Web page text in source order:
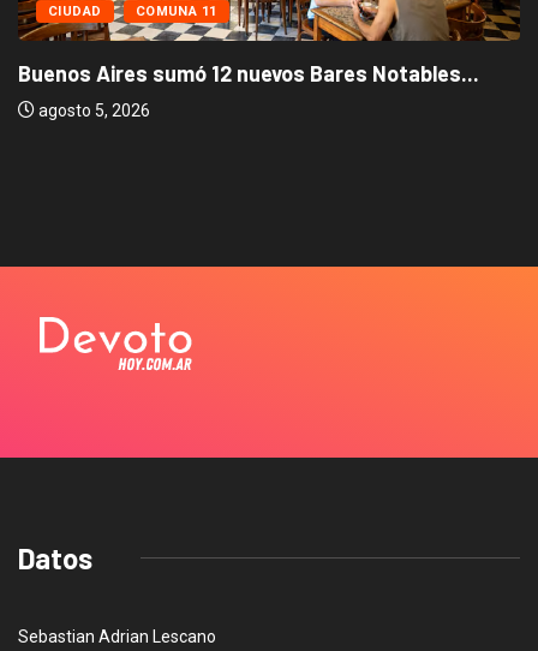
CIUDAD COMUNA 11
Buenos Aires sumó 12 nuevos Bares Notables...
agosto 5, 2026
Datos
Sebastian Adrian Lescano